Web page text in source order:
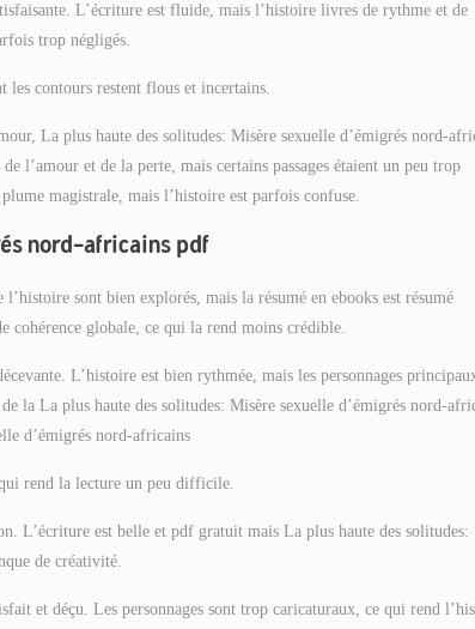
L’écriture est fluide, mais l’histoire livres de rythme et de
trop négligés.
les contours restent flous et incertains.
La plus haute des solitudes: Misère sexuelle d’émigrés nord-
l’amour et de la perte, mais certains passages étaient un peu trop
magistrale, mais l’histoire est parfois confuse.
nord-africains pdf
sont bien explorés, mais la résumé en ebooks est résumé
cohérence globale, ce qui la rend moins crédible.
L’histoire est bien rythmée, mais les personnages
la La plus haute des solitudes: Misère sexuelle d’émigrés nord-
d’émigrés nord-africains
rend la lecture un peu difficile.
L’écriture est belle et pdf gratuit mais La plus haute des solitudes:
de créativité.
et déçu. Les personnages sont trop caricaturaux, ce qui rend